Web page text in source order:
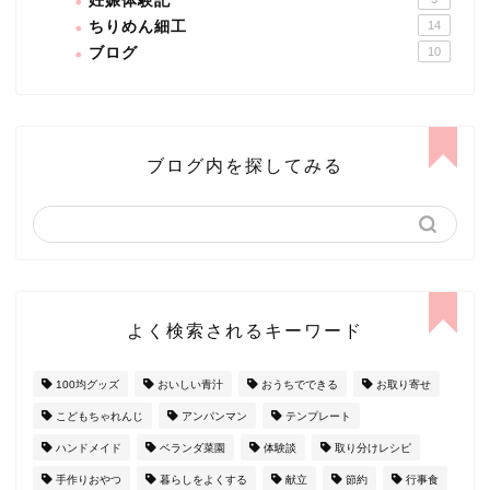
ちりめん細工 14
ブログ 10
ブログ内を探してみる
よく検索されるキーワード
100均グッズ おいしい青汁 おうちでできる お取り寄せ
こどもちゃれんじ アンパンマン テンプレート
ハンドメイド ベランダ菜園 体験談 取り分けレシピ
手作りおやつ 暮らしをよくする 献立 節約 行事食